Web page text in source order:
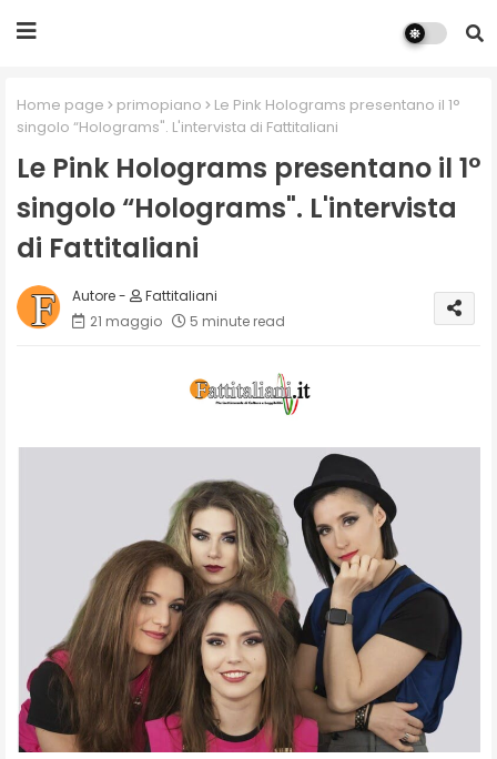
Home page primopiano
Le Pink Holograms presentano il 1°
singolo “Holograms". L'intervista di Fattitaliani
Le Pink Holograms presentano il 1°
singolo “Holograms". L'intervista
di Fattitaliani
Fattitaliani
21 maggio
5 minute read